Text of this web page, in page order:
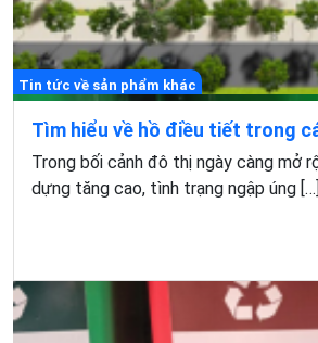
Tin tức về sản phẩm khác
Tìm hiểu về hồ điều tiết trong
Trong bối cảnh đô thị ngày càng mở
dựng tăng cao, tình trạng ngập úng […]